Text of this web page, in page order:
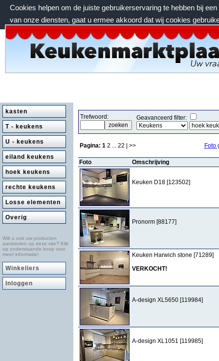
Cookies helpen om de juiste gebruikerservaring te hebben bij
van onze diensten, gaat u ermee akkoord dat wij cookies
maandag 10 augustus 2026, 22:32 uur
kasten
T - keukens
U - keukens
eiland keukens
hoek keukens
rechte keukens
Losse elementen
Overig
Wilt u ook uw producten
aanbieden op deze site? Klik
op onderstaande knop voor
meer informatie!
Winkeliers
Inloggen
Trefwoord: Geavanceerd filter:
Pagina: 1 2 ... 22 | >> Foto
Foto Omschrijving
Keuken D18 [123502]
Pronorm [88177]
Keuken Harwich stone [71289]
VERKOCHT!
A-design XL5650 [119984]
A-design XL1051 [119985]